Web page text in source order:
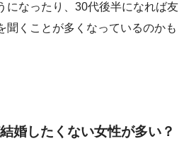
になったり、30代後半になれば友
聞くことが多くなっているのかも
婚したくない女性が多い？